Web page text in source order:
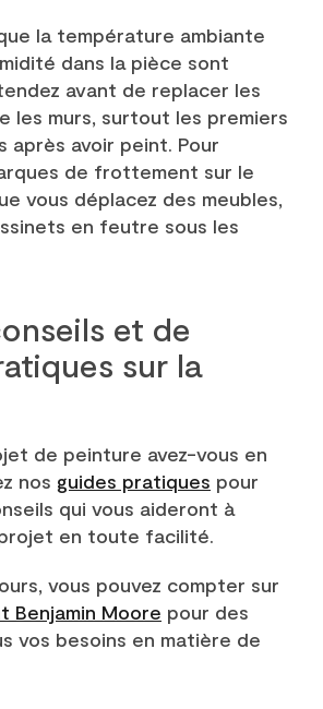
la température ambiante
dans la pièce sont
avant de replacer les
les murs, surtout les premiers
après avoir peint. Pour
de frottement sur le
vous déplacez des meubles,
en feutre sous les
et de
sur la
de peinture avez-vous en
nos guides pratiques pour
qui vous aideront à
en toute facilité.
vous pouvez compter sur
Benjamin Moore pour des
vos besoins en matière de